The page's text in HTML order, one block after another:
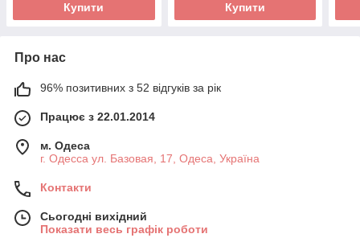
Купити Купити
Про нас
96% позитивних з 52 відгуків за рік
Працює з 22.01.2014
м. Одеса
г. Одесса ул. Базовая, 17, Одеса, Україна
Контакти
Сьогодні вихідний
Показати весь графік роботи